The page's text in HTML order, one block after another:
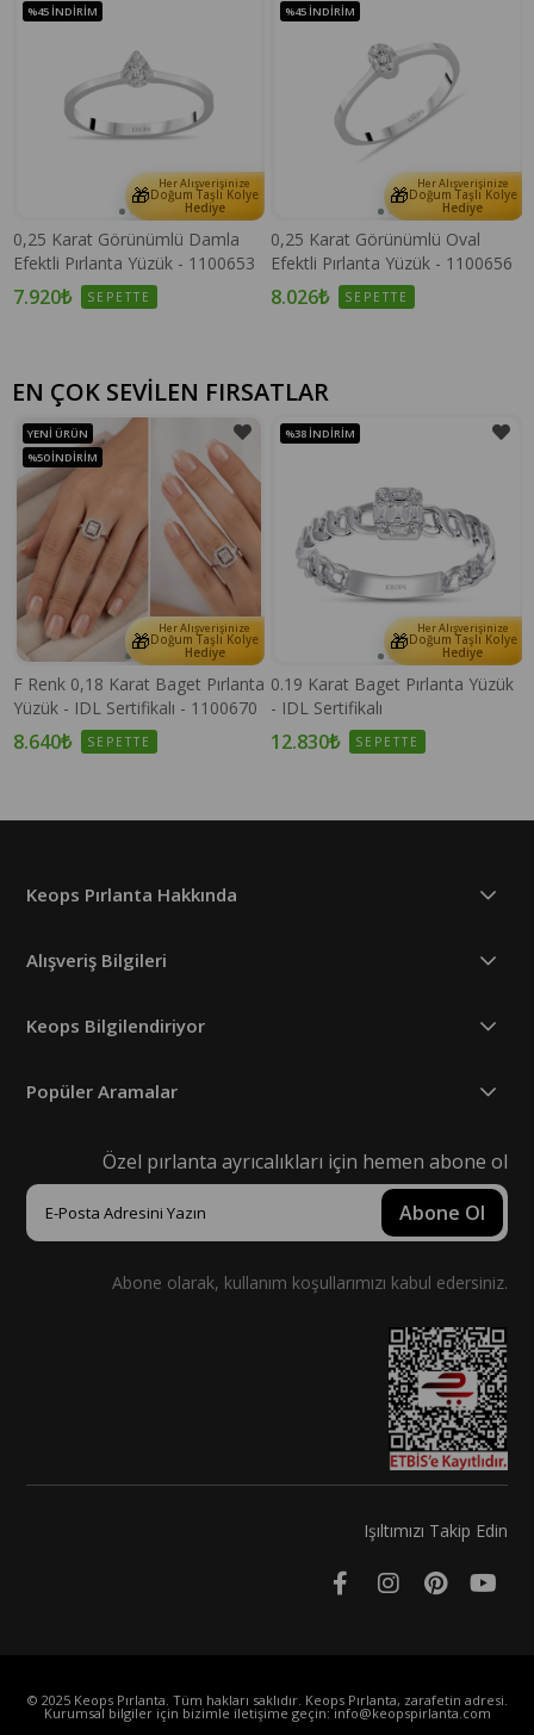
🎁 Her Alışverişinize
Doğum Taşlı Kolye
Hediye
0,25 Karat Görünümlü Damla
Efektli Pırlanta Yüzük - 1100653
7.920₺ SEPETTE
%45 İNDIRIM
🎁 Her Alışverişinize
Doğum Taşlı Kolye
Hediye
0,25 Karat Görünümlü Oval
Efektli Pırlanta Yüzük - 1100656
8.026₺ SEPETTE
%45 İNDIRIM
EN ÇOK SEVİLEN FIRSATLAR
🎁 Her Alışverişinize
Doğum Taşlı Kolye
Hediye
F Renk 0,18 Karat Baget Pırlanta
Yüzük - IDL Sertifikalı - 1100670
8.640₺ SEPETTE
YENI ÜRÜN
%50 İNDIRIM
🎁 Her Alışverişinize
Doğum Taşlı Kolye
Hediye
0.19 Karat Baget Pırlanta Yüzük
- IDL Sertifikalı
12.830₺ SEPETTE
%38 İNDIRIM
Keops Pırlanta Hakkında
Alışveriş Bilgileri
Keops Bilgilendiriyor
Popüler Aramalar
Özel pırlanta ayrıcalıkları için hemen abone ol
Abone Ol
Abone olarak, kullanım koşullarımızı kabul edersiniz.
Işıltımızı Takip Edin
© 2025 Keops Pırlanta. Tüm hakları saklıdır. Keops Pırlanta, zarafetin adresi.
Kurumsal bilgiler için bizimle iletişime geçin:info@keopspirlanta.com